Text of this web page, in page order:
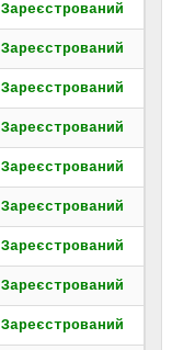
Зареєстрований
Зареєстрований
Зареєстрований
Зареєстрований
Зареєстрований
Зареєстрований
Зареєстрований
Зареєстрований
Зареєстрований